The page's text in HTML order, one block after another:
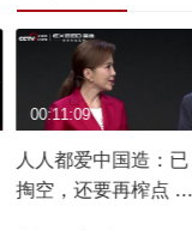
人人都爱中国造：已
掏空，还要再榨点 霸
00:11:09